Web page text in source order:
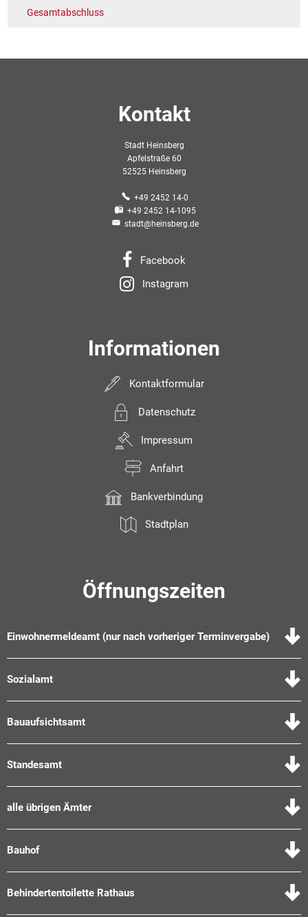
Gesamtabschluss
Kontakt
Stadt Heinsberg
Apfelstraße 60
52525 Heinsberg
+49 2452 14-0
+49 2452 14-1095
stadt@heinsberg.de
Facebook
Instagram
Informationen
Kontaktformular
Datenschutz
Impressum
Anfahrt
Bankverbindung
Stadtplan
Öffnungszeiten
Einwohnermeldeamt (nur nach vorheriger Terminvergabe)
Sozialamt
Bauaufsichtsamt
Standesamt
alle übrigen Ämter
Bauhof
Behindertentoilette Rathaus